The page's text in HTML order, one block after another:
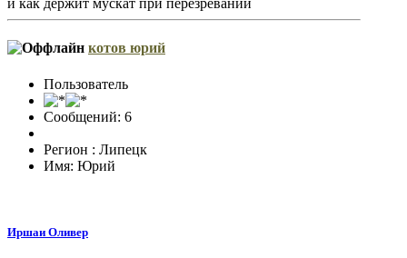
и как держит мускат при перезревании
котов юрий
Пользователь
Сообщений: 6
Регион : Липецк
Имя: Юрий
Иршаи Оливер